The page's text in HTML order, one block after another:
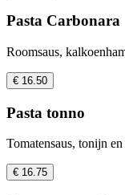
Pasta Carbonara
Roomsaus,
€ 16.50
Pasta tonno
Tomatensaus, tonijn en
€ 16.75